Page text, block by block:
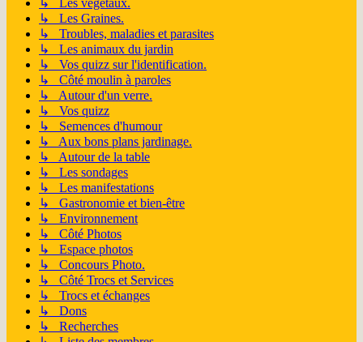
↳ Les Graines.
↳ Troubles, maladies et parasites
↳ Les animaux du jardin
↳ Vos quizz sur l'identification.
↳ Côté moulin à paroles
↳ Autour d'un verre.
↳ Vos quizz
↳ Semences d'humour
↳ Aux bons plans jardinage.
↳ Autour de la table
↳ Les sondages
↳ Les manifestations
↳ Gastronomie et bien-être
↳ Environnement
↳ Côté Photos
↳ Espace photos
↳ Concours Photo.
↳ Côté Trocs et Services
↳ Trocs et échanges
↳ Dons
↳ Recherches